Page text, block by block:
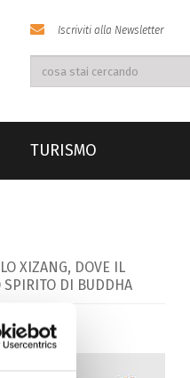
Iscriviti alla Newsletter
TURISMO
XIZANG, DOVE IL
SPIRITO DI BUDDHA